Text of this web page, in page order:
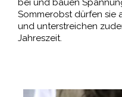
bei und bauen
Sommerobst dürfen sie
und unterstreichen
Jahreszeit.